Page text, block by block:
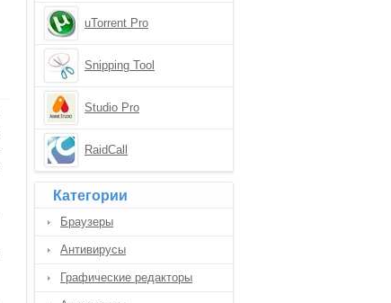
uTorrent Pro
Snipping Tool
Studio Pro
RaidCall
Категории
Браузеры
Антивирусы
Графические редакторы